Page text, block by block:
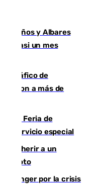
Bolaños y Albares
casi un mes
de tráfico de
a más de
en la Feria de
servicio especial
por herir a un
su moto
Tánger por la crisis